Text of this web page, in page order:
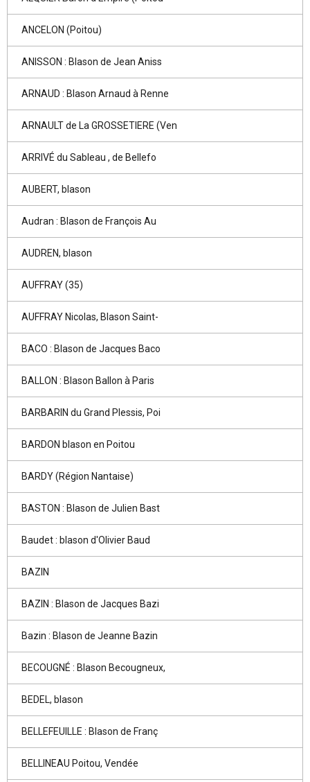
ANCELON (Poitou)
ANISSON : Blason de Jean Aniss
ARNAUD : Blason Arnaud à Renne
ARNAULT de La GROSSETIERE (Ven
ARRIVÉ du Sableau , de Bellefo
AUBERT, blason
Audran : Blason de François Au
AUDREN, blason
AUFFRAY (35)
AUFFRAY Nicolas, Blason Saint-
BACO : Blason de Jacques Baco
BALLON : Blason Ballon à Paris
BARBARIN du Grand Plessis, Poi
BARDON blason en Poitou
BARDY (Région Nantaise)
BASTON : Blason de Julien Bast
Baudet : blason d'Olivier Baud
BAZIN
BAZIN : Blason de Jacques Bazi
Bazin : Blason de Jeanne Bazin
BECOUGNÉ : Blason Becougneux,
BEDEL, blason
BELLEFEUILLE : Blason de Franç
BELLINEAU Poitou, Vendée